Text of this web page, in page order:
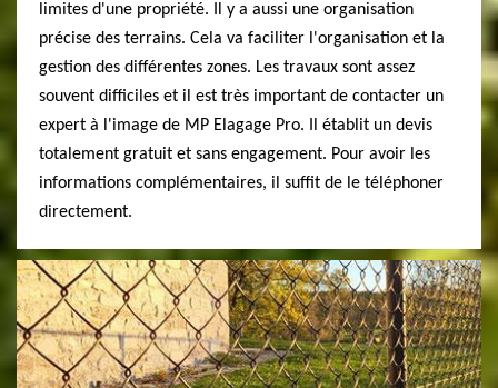
limites d'une propriété. Il y a aussi une organisation
précise des terrains. Cela va faciliter l'organisation et la
gestion des différentes zones. Les travaux sont assez
souvent difficiles et il est très important de contacter un
expert à l'image de MP Elagage Pro. Il établit un devis
totalement gratuit et sans engagement. Pour avoir les
informations complémentaires, il suffit de le téléphoner
directement.